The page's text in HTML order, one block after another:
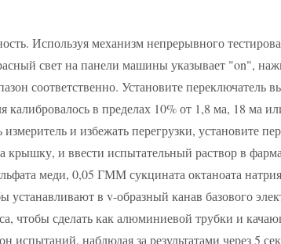
Используя механизм непрерывного
свет на панели машины указывает "on",
соответственно. Установите
калибровалось в пределах 10% от 1,8 ма, 18 ма
и избежать перегрузки, установите
крышку, и ввести испытательный раствор в
меди, 0,05 ГММ сукцината октаноата
в v-образный канав базового
чтобы сделать как алюминиевой трубки и
испытаний, наблюдая за результатами через 5